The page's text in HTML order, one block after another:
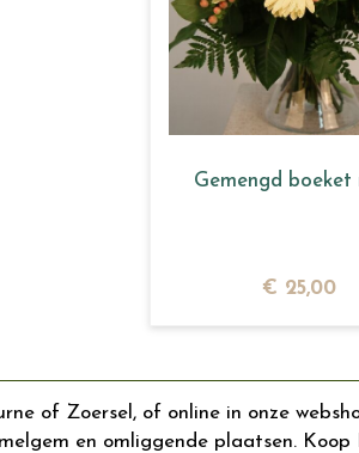
Gemengd boeket
€ 25,00
of Zoersel, of online in onze
en omliggende plaatsen.